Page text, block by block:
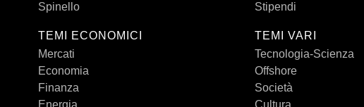
Spinello
TEMI ECONOMICI
Mercati
Economia
Finanza
Stipendi
TEMI VARI
Tecnologia-Scienza
Offshore
Società